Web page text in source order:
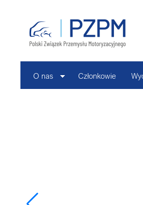
O nas Członkowie